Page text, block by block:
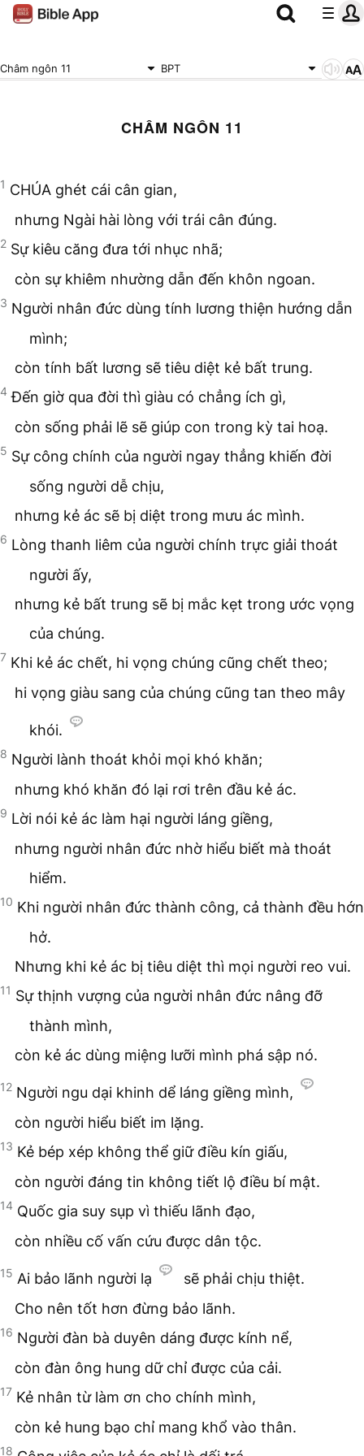
Châm ngôn 11 BPT
CHÂM NGÔN 11
1 CHÚA ghét cái cân gian,
nhưng Ngài hài lòng với trái cân đúng.
2 Sự kiêu căng đưa tới nhục nhã;
còn sự khiêm nhường dẫn đến khôn ngoan.
3 Người nhân đức dùng tính lương thiện hướng dẫn
mình;
còn tính bất lương sẽ tiêu diệt kẻ bất trung.
4 Đến giờ qua đời thì giàu có chẳng ích gì,
còn sống phải lẽ sẽ giúp con trong kỳ tai hoạ.
5 Sự công chính của người ngay thẳng khiến đời
sống người dễ chịu,
nhưng kẻ ác sẽ bị diệt trong mưu ác mình.
6 Lòng thanh liêm của người chính trực giải thoát
người ấy,
nhưng kẻ bất trung sẽ bị mắc kẹt trong ước vọng
của chúng.
7 Khi kẻ ác chết, hi vọng chúng cũng chết theo;
hi vọng giàu sang của chúng cũng tan theo mây
khói.
8 Người lành thoát khỏi mọi khó khăn;
nhưng khó khăn đó lại rơi trên đầu kẻ ác.
9 Lời nói kẻ ác làm hại người láng giềng,
nhưng người nhân đức nhờ hiểu biết mà thoát
hiểm.
10 Khi người nhân đức thành công, cả thành đều hớn
hở.
Nhưng khi kẻ ác bị tiêu diệt thì mọi người reo vui.
11 Sự thịnh vượng của người nhân đức nâng đỡ
thành mình,
còn kẻ ác dùng miệng lưỡi mình phá sập nó.
12 Người ngu dại khinh dể láng giềng mình,
còn người hiểu biết im lặng.
13 Kẻ bép xép không thể giữ điều kín giấu,
còn người đáng tin không tiết lộ điều bí mật.
14 Quốc gia suy sụp vì thiếu lãnh đạo,
còn nhiều cố vấn cứu được dân tộc.
15 Ai bảo lãnh người lạ
sẽ phải chịu thiệt.
Cho nên tốt hơn đừng bảo lãnh.
16 Người đàn bà duyên dáng được kính nể,
còn đàn ông hung dữ chỉ được của cải.
17 Kẻ nhân từ làm ơn cho chính mình,
còn kẻ hung bạo chỉ mang khổ vào thân.
18